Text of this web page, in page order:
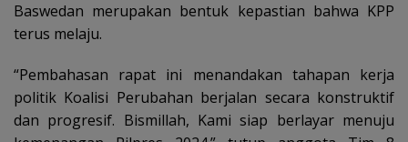
Baswedan merupakan bentuk kepastian bahwa KPP
terus melaju.
“Pembahasan rapat ini menandakan tahapan kerja
politik Koalisi Perubahan berjalan secara konstruktif
dan progresif. Bismillah, Kami siap berlayar menuju